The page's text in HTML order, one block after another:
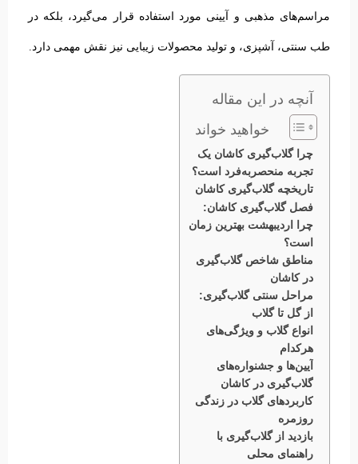
مراسم‌های مذهبی و آیینی مورد استفاده قرار می‌گیرد، بلکه در
طب سنتی، آشپزی، و تولید محصولات زیبایی نیز نقش مهمی دارد.
آنچه در این مقاله
خواهید خواند
چرا گلاب‌گیری کاشان یک
تجربه منحصربه‌فرد است؟
تاریخچه گلاب‌گیری کاشان
فصل گلاب‌گیری کاشان:
چرا اردیبهشت بهترین زمان
است؟
مناطق شاخص گلاب‌گیری
در کاشان
مراحل سنتی گلاب‌گیری:
از گل تا گلاب
انواع گلاب و ویژگی‌های
هرکدام
آیین‌ها و جشنواره‌های
گلاب‌گیری در کاشان
کاربردهای گلاب در زندگی
روزمره
بازدید از گلاب‌گیری با
راهنمای محلی